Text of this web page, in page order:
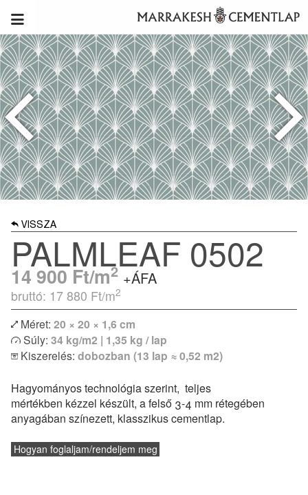
VISSZA
PALMLEAF 0502
14 900 Ft/m2 +ÁFA
bruttó: 17 880 Ft/m2
Méret: 20 × 20 × 1,6 cm
Súly: 34 kg/m2 | 1,35 kg / lap
Kiszerelés: dobozban (13 lap ≈ 0,52 m2)
Hagyományos technológia szerint, teljes
mértékben kézzel készült, a felső 3-4 mm rétegében
anyagában színezett, klasszikus cementlap.
Hogyan foglaljam/rendeljem meg
Egyszínű vagy bordűr lapokkal kombinálva izgalmas
egyedi kombinációk is megvalósíthatóak. Modern lakások
vagy klasszikus polgári otthonok hidegburkolataként
kombinálható, de konyhapultokhoz vagy fürdőszobák
falburkolatként is alkalmazható.
Vásárlás előtt feltétlenül tájékozódj a
lerakásról